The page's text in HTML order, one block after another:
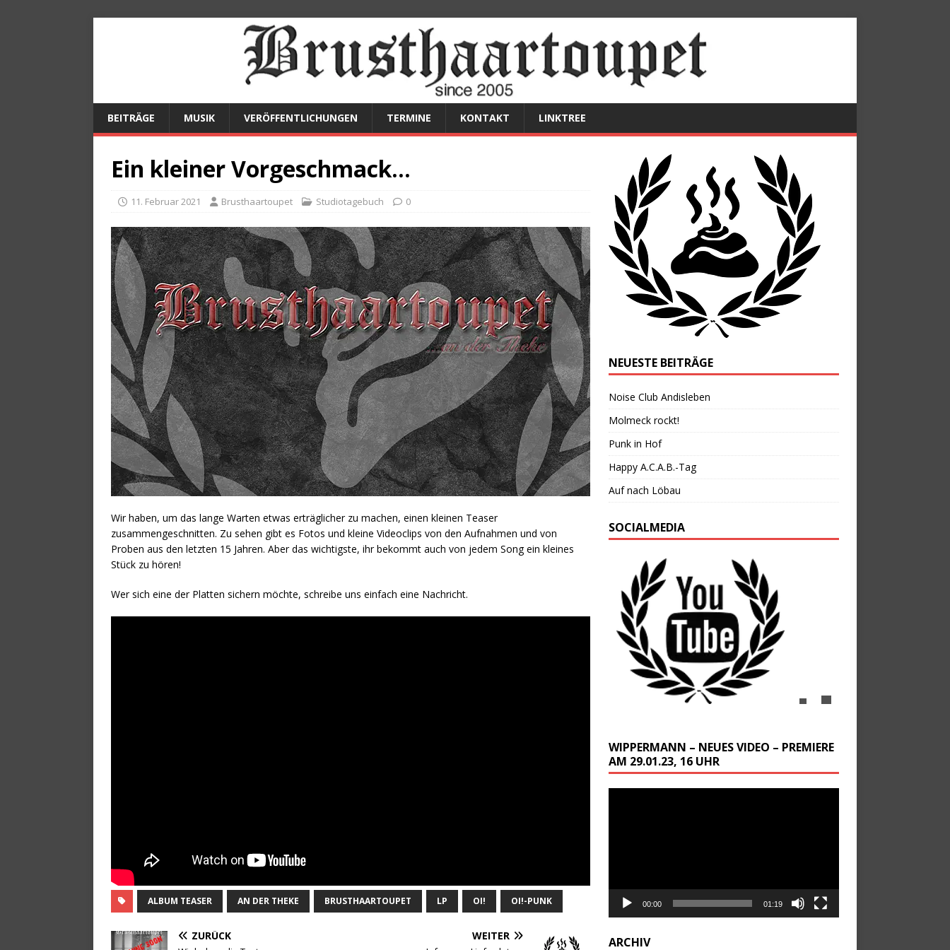
BEITRÄGE MUSIK VERÖFFENTLICHUNGEN TERMINE KONTAKT LINKTREE
Ein kleiner Vorgeschmack…
11. Februar 2021 Brusthaartoupet Studiotagebuch 0
Wir haben, um das lange Warten etwas erträglicher zu machen, einen kleinen Teaser
zusammengeschnitten. Zu sehen gibt es Fotos und kleine Videoclips von den Aufnahmen und von
Proben aus den letzten 15 Jahren. Aber das wichtigste, ihr bekommt auch von jedem Song ein kleines
Stück zu hören!
Wer sich eine der Platten sichern möchte, schreibe uns einfach eine Nachricht.
ALBUM TEASER AN DER THEKE BRUSTHAARTOUPET LP OI! OI!-PUNK
ZURÜCK WEITER
NEUESTE BEITRÄGE
Noise Club Andisleben
Molmeck rockt!
Punk in Hof
Happy A.C.A.B.-Tag
Auf nach Löbau
SOCIALMEDIA
WIPPERMANN – NEUES VIDEO – PREMIERE
AM 29.01.23, 16 UHR
00:00 01:19
ARCHIV